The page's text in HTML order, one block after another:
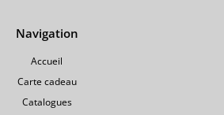
Navigation
Accueil
Carte cadeau
Catalogues